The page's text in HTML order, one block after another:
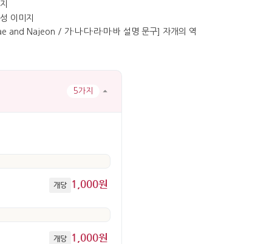
5가지
개당 1,000원
개당 1,000원